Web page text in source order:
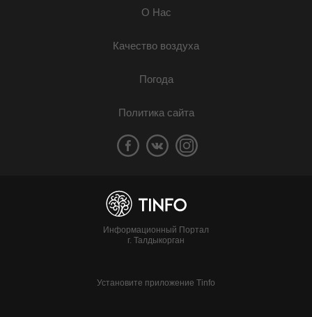
О Нас
Качество воздуха
Погода
Политика сайта
Информационный Портал
г. Талдыкорган
Установите приложение Tinfo